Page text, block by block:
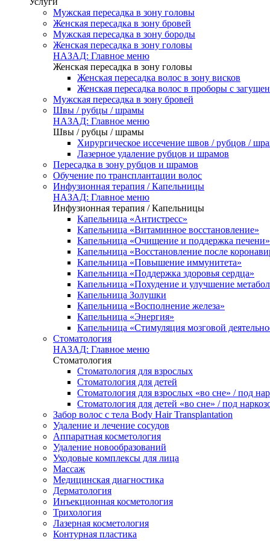
Мужская пересадка в зону головы
Женская пересадка в зону бровей
Мужская пересадка в зону бороды
Женская пересадка в зону головы
НАЗАД: Главное меню
Женская пересадка в зону головы
Женская пересадка волос в зону висков
Женская пересадка волос в проборы с
Мужская пересадка в зону бровей
Швы / рубцы / шрамы
НАЗАД: Главное меню
Швы / рубцы / шрамы
Хирургическое иссечение швов / рубцов /
Лазерное удаление рубцов и шрамов
Пересадка в зону рубцов и шрамов
Обучение по трансплантации волос
Инфузионная терапия / Капельницы
НАЗАД: Главное меню
Инфузионная терапия / Капельницы
Капельница «Антистресс»
Капельница «Витаминное восстановление»
Капельница «Очищение и поддержка печени»
Капельница «Восстановление после
Капельница «Повышение иммунитета»
Капельница «Поддержка здоровья сердца»
Капельница «Похудение и улучшение
Капельница Золушки
Капельница «Восполнение железа»
Капельница «Энергия»
Капельница «Стимуляция мозговой
Стоматология
НАЗАД: Главное меню
Стоматология
Стоматология для взрослых
Стоматология для детей
Стоматология для взрослых «во сне» / под
Стоматология для детей «во сне» / под
Забор волос с тела Body Hair Transplantation
Удаление и лечение сосудов
Аппаратная косметология
Удаление новообразований
Уходовые комплексы для лица
Массаж
Медицинская диагностика
Дерматология
Инъекционная косметология
Трихология
Лазерная косметология
Контурная пластика